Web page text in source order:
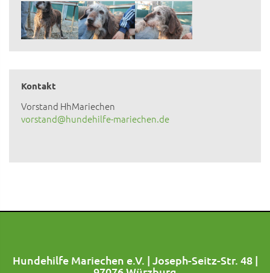
Kontakt
Vorstand HhMariechen
vorstand@hundehilfe-mariechen.de
Hundehilfe Mariechen e.V. | Joseph-Seitz-Str. 48 |